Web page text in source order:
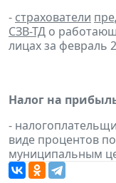
- страхователи
СЗВ-ТД о
лицах за февраль
Налог на
-
виде процентов
муниципальным